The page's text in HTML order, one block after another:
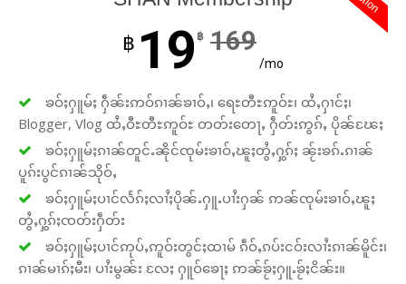
฿ 19 ฿ 169
/mo
ၶဝ်ႈႁူမ်ႈ ႁဵၼ်းဢဝ်ၵၢၼ်ၶၢဝ်ႇ၊ ရေႊတီႊဢူဝ်ႊ၊ ထႆႇႁၢင်ႈ၊
Blogger, Vlog ထႆႇဝီႊတီႊဢူဝ်ႊ တတ်းတေႃႇ ႁဵတ်းဢွၵ်ႇ ပိုၼ်ၽႄႈ
ၶဝ်ႈႁူမ်ႈၵၢၼ်တူင်ႉၼိုင်ၸုမ်းၶၢဝ်ႇၽူႈတွႆႇႁွၵ်ႈ ၼႂ်းၶၵ်ႉၵၢၼ်
ပူၵ်းပွင်ၵၢၼ်သိုဝ်ႇ
ၶဝ်ႈႁူမ်ႈပၢင်လႅၵ်ႈလၢႆႈပိုၼ်ႉႁူႉပၢႆးႁၼ် ဢၼ်ၸုမ်းၶၢဝ်ႇၽူႈ
တွႆႇႁွၵ်ႈၸတ်းႁဵတ်း
ၶဝ်ႈႁူမ်ႈပၢင်ဢုပ်ႇဢူဝ်းတွင်ႈထၢမ် ၵဵဝ်ႇၵပ်းငဝ်းလၢႆးၵၢၼ်မိူင်း၊
ၵၢၼ်မၢၵ်ႈမီး၊ ပၢႆးမွၼ်း လႄႈ ႁူဝ်ၶေႃႈ ဢၼ်ၶႂ်ႈႁူႉၶႂ်ႈငိၼ်း။